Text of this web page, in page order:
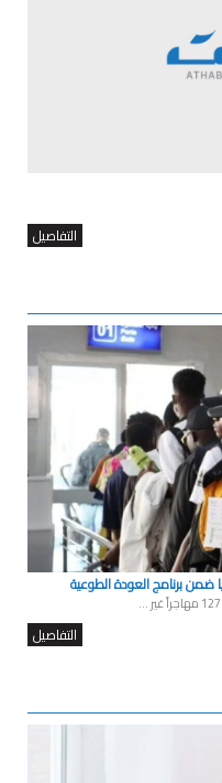
التفاصيل
التفاصيل